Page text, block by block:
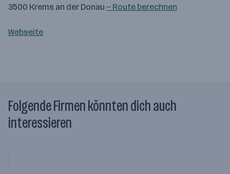
3500 Krems an der Donau — Route berechnen
Webseite
Folgende Firmen könnten dich auch
interessieren